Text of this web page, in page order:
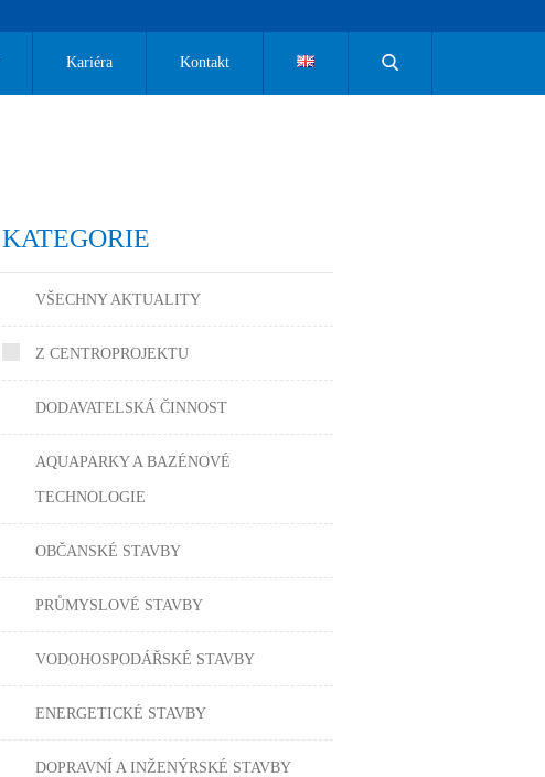
Kariéra Kontakt
KATEGORIE
VŠECHNY AKTUALITY
Z CENTROPROJEKTU
DODAVATELSKÁ ČINNOST
AQUAPARKY A BAZÉNOVÉ
TECHNOLOGIE
OBČANSKÉ STAVBY
PRŮMYSLOVÉ STAVBY
VODOHOSPODÁŘSKÉ STAVBY
ENERGETICKÉ STAVBY
DOPRAVNÍ A INŽENÝRSKÉ STAVBY